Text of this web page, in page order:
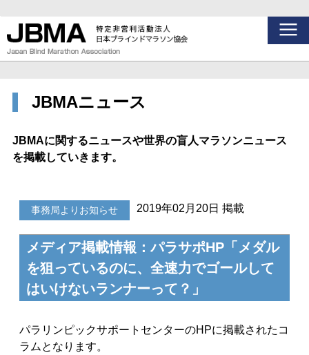
JBMAニュース
JBMAに関するニュースや世界の盲人マラソンニュース
を掲載していきます。
事務局よりお知らせ 2019年02月20日 掲載
メディア掲載情報：パラサポHP「メダル
を狙っているのに、全速力でゴールして
はいけないランナーって？」
パラリンピックサポートセンターのHPに掲載されたコ
ラムとなります。